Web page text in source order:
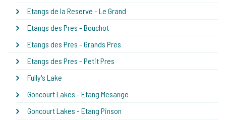
Etangs de la Reserve - Le Grand
Etangs des Pres - Bouchot
Etangs des Pres - Grands Pres
Etangs des Pres - Petit Pres
Fully's Lake
Goncourt Lakes - Etang Mesange
Goncourt Lakes - Etang Pinson